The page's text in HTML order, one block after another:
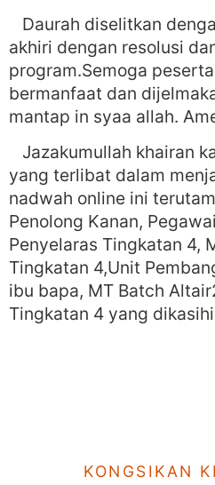
Daurah diselitkan
akhiri dengan resolusi
program.Semoga
bermanfaat dan
mantap in syaa allah.
Jazakumullah khairan
yang terlibat dalam
nadwah online ini
Penolong Kanan,
Penyelaras Tingkatan 4,
Tingkatan 4,Unit
ibu bapa, MT Batch
Tingkatan 4 yang
KONGSIKAN